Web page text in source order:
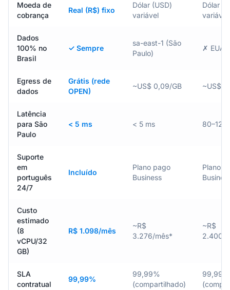
Moeda de
cobrança
Real (R$) fixo
Dólar (USD)
variável
Dólar
variável
Dados
100% no
Brasil
✓ Sempre
sa-east-1 (São
Paulo)
✗ EUA
Egress de
dados
Grátis (rede
OPEN)
~US$ 0,09/GB ~US$
Latência
para São
Paulo
< 5 ms < 5 ms 80–120
Suporte
em
português
24/7
Incluído
Plano pago
Business
Plano
Custo
estimado
(8
vCPU/32
GB)
R$ 1.098/mês
~R$
3.276/mês*
~R$
2.400/
SLA
contratual
99,99%
99,99%
(compartilhado)
99,99%